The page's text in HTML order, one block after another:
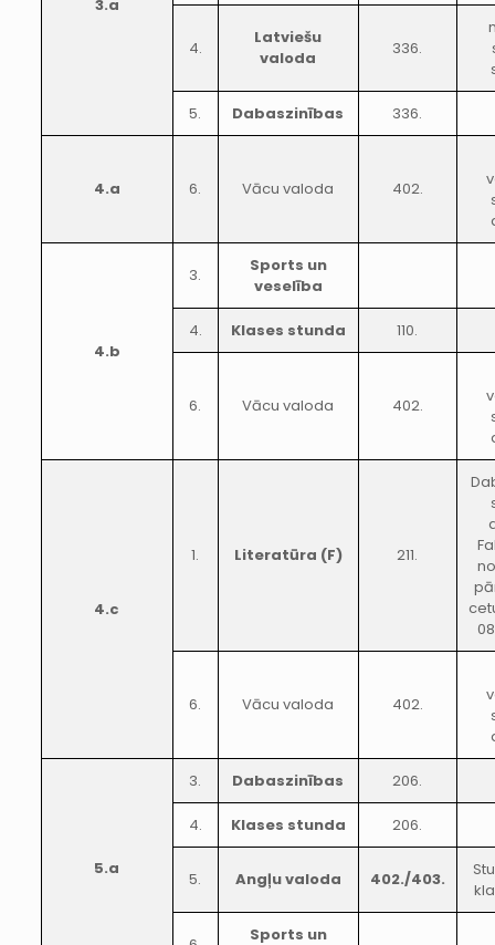
3.a
4.
Latviešu
valoda
336.
5. Dabaszinības 336.
4.a 6. Vācu valoda 402.
4.b
3.
Sports un
veselība
4. Klases stunda 110.
6. Vācu valoda 402.
4.c
1. Literatūra (F) 211.
6. Vācu valoda 402.
5.a
3. Dabaszinības 206.
4. Klases stunda 206.
5. Angļu valoda 402./403.
Sports un